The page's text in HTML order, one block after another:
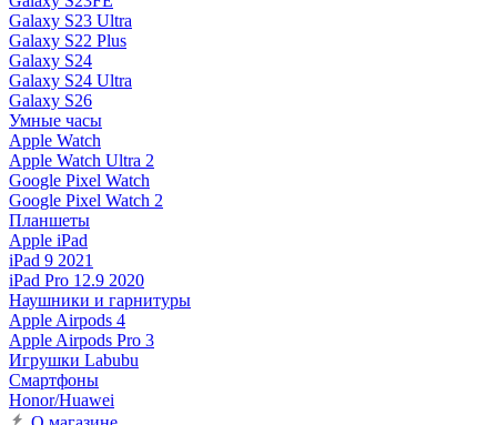
Galaxy S23 Ultra
Galaxy S22 Plus
Galaxy S24
Galaxy S24 Ultra
Galaxy S26
Умные часы
Apple Watch
Apple Watch Ultra 2
Google Pixel Watch
Google Pixel Watch 2
Планшеты
Apple iPad
iPad 9 2021
iPad Pro 12.9 2020
Наушники и гарнитуры
Apple Airpods 4
Apple Airpods Pro 3
Игрушки Labubu
Смартфоны
Honor/Huawei